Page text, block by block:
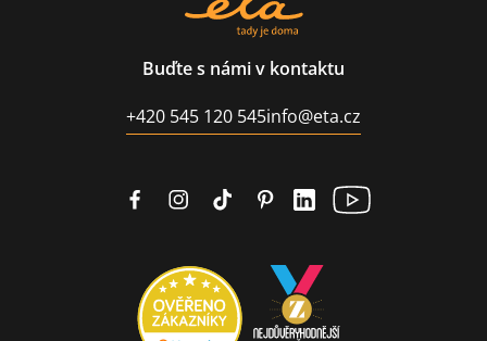
Buďte s námi v kontaktu
+420 545 120 545info@eta.cz